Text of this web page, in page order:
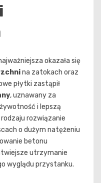
okazała się
na zatokach oraz
płytki zastąpił
, uznawany za
i lepszą
rozwiązanie
o dużym natężeniu
betonu
utrzymanie
wyglądu przystanku.